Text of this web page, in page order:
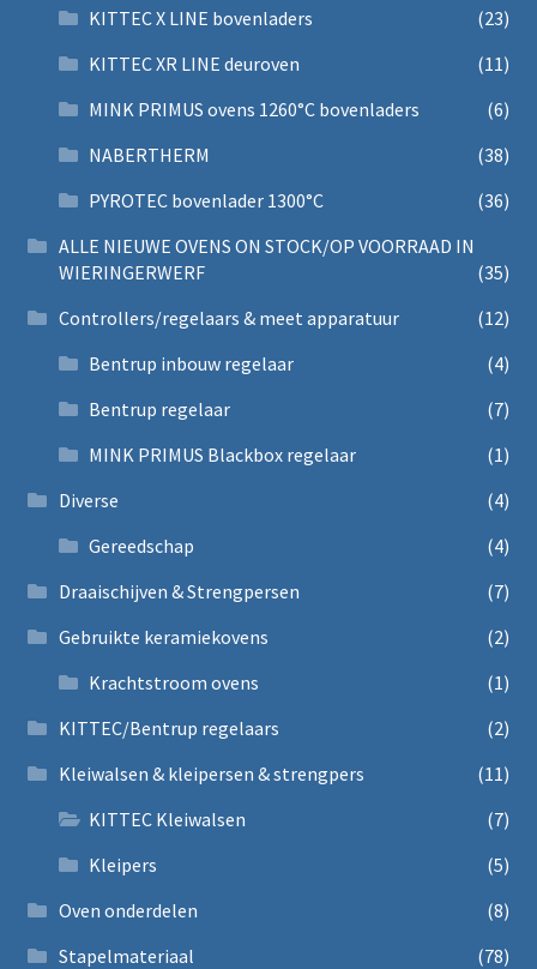
KITTEC X LINE bovenladers
(23)
KITTEC XR LINE deuroven
(11)
MINK PRIMUS ovens 1260°C bovenladers
(6)
NABERTHERM
(38)
PYROTEC bovenlader 1300°C
(36)
ALLE NIEUWE OVENS ON STOCK/OP VOORRAAD IN
WIERINGERWERF
(35)
Controllers/regelaars & meet apparatuur
(12)
Bentrup inbouw regelaar
(4)
Bentrup regelaar
(7)
MINK PRIMUS Blackbox regelaar
(1)
Diverse
(4)
Gereedschap
(4)
Draaischijven & Strengpersen
(7)
Gebruikte keramiekovens
(2)
Krachtstroom ovens
(1)
KITTEC/Bentrup regelaars
(2)
Kleiwalsen & kleipersen & strengpers
(11)
KITTEC Kleiwalsen
(7)
Kleipers
(5)
Oven onderdelen
(8)
Stapelmateriaal
(78)